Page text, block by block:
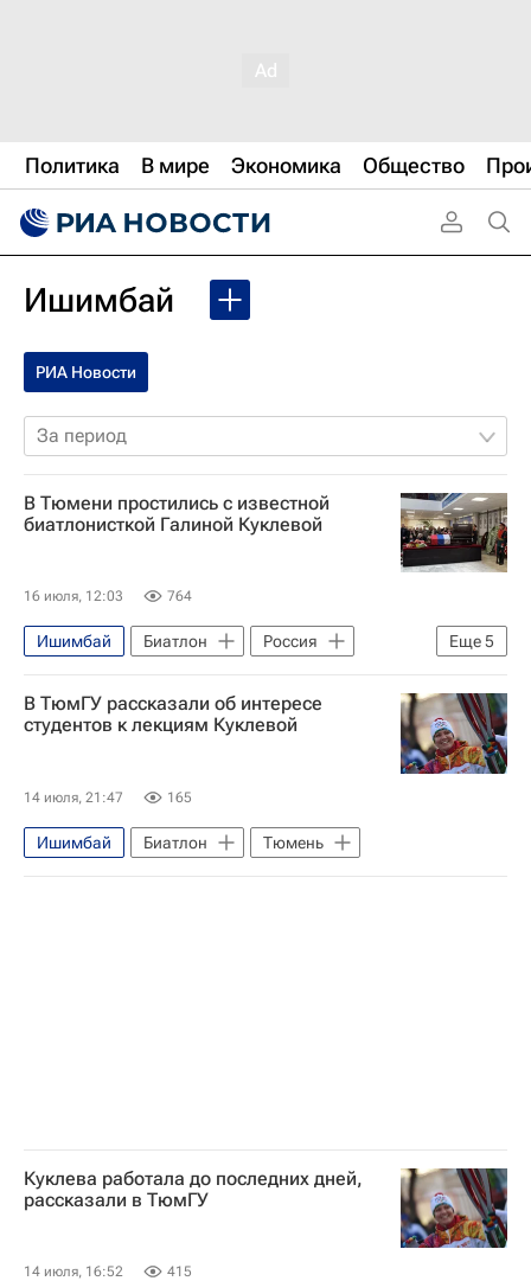
Политика В мире Экономика Общество
Ишимбай
РИА Новости
За период
В Тюмени простились с известной
биатлонисткой Галиной Куклевой
16 июля, 12:03 764
Еще5
Ишимбай Биатлон
Россия
Тюмень
Владимир Якушев
Виктор Майгуров
Совет Федерации РФ
В ТюмГУ рассказали об интересе
студентов к лекциям Куклевой
14 июля, 21:47 165
Ишимбай Биатлон Тюмень
Куклева работала до последних дней,
рассказали в ТюмГУ
14 июля, 16:52 415